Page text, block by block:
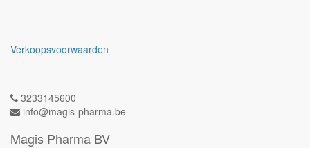
Verkoopsvoorwaarden
3233145600
info@magis-pharma.be
Magis Pharma BV